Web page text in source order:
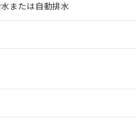
または自動排水
指令（10物質）の非含有に対応
指令（10物質）の非含有の対